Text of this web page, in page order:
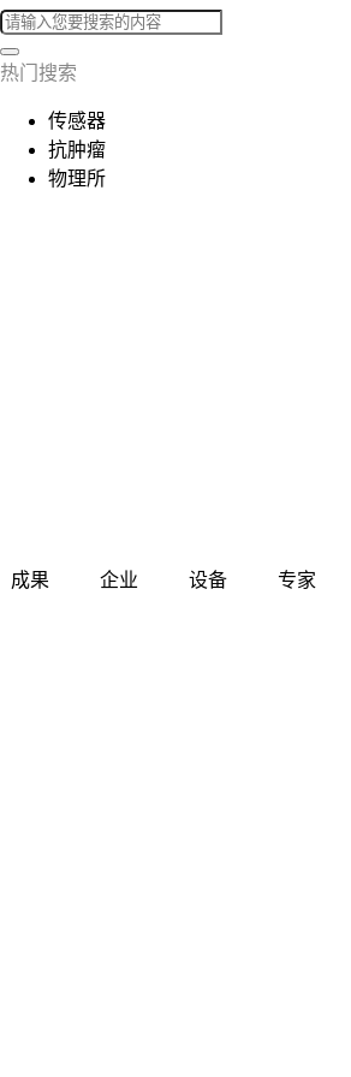
热门搜索
传感器
抗肿瘤
物理所
成果 企业 设备 专家